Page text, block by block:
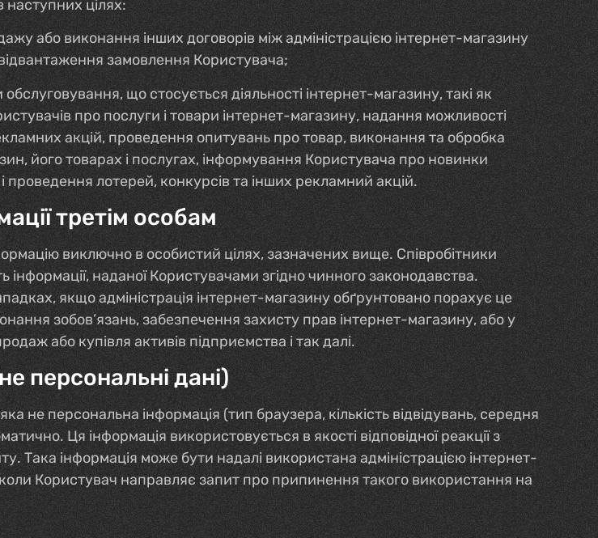
наступних цілях:
або виконання інших договорів між адміністрацією інтернет-магазину
замовлення Користувача;
що стосується діяльності інтернет-магазину, такі як
про послуги і товари інтернет-магазину, надання можливості
акцій, проведення опитувань про товар, виконання та обробка
його товарах і послугах, інформування Користувача про новинки
проведення лотерей, конкурсів та інших рекламний акцій.
третім особам
виключно в особистий цілях, зазначених вище. Співробітники
наданої Користувачами згідно чинного законодавства.
якщо адміністрація інтернет-магазину обґрунтовано порахує це
зобов’язань, забезпечення захисту прав інтернет-магазину, або у
або купівля активів підприємства і так далі.
персональні дані)
не персональна інформація (тип браузера, кількість відвідувань, середня
Ця інформація використовується в якості відповідної реакції з
Така інформація може бути надалі використана адміністрацією інтернет-
Користувач направляє запит про припинення такого використання на